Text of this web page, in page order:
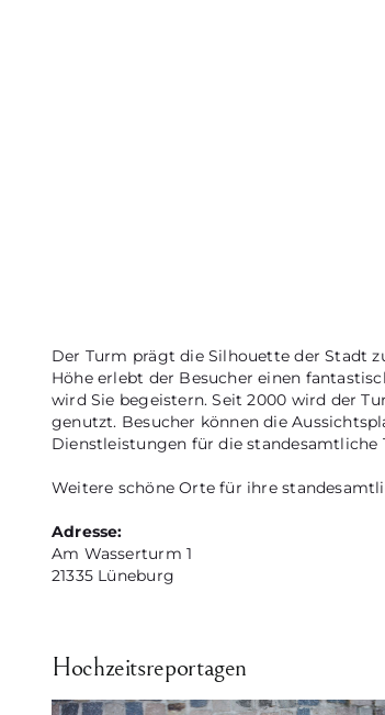
Der Turm prägt die Silhouette der Stadt
Höhe erlebt der Besucher einen
wird Sie begeistern. Seit 2000 wird der
genutzt. Besucher können die
Dienstleistungen für die standesamtliche
Weitere schöne Orte für ihre
Adresse:
Am Wasserturm 1
21335 Lüneburg
Hochzeitsreportagen